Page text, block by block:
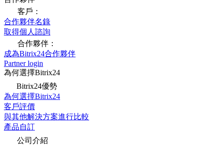
客戶：
合作夥伴名錄
取得個人諮詢
合作夥伴：
成為Bitrix24合作夥伴
Partner login
為何選擇Bitrix24
Bitrix24優勢
為何選擇Bitrix24
客戶評價
與其他解決方案進行比較
產品自訂
公司介紹